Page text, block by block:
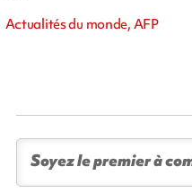
Actualités du monde, AFP